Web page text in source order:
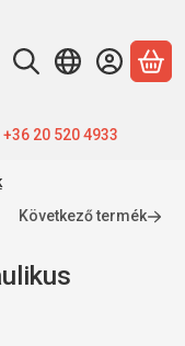
+36 20 520 4933
A
Következő termék